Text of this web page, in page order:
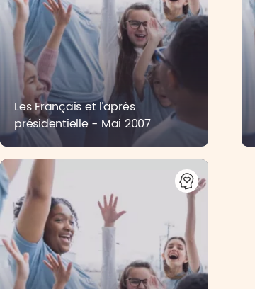
Les Français et l’après
présidentielle - Mai 2007